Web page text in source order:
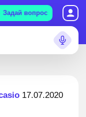
Задай вопрос
17.07.2020